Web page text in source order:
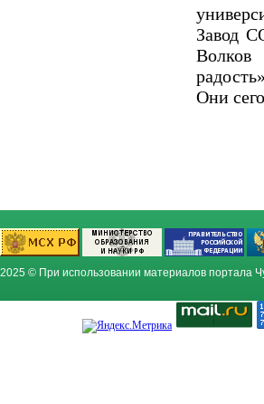
Завод
Волков
Они
2025 © При использовании материалов портала